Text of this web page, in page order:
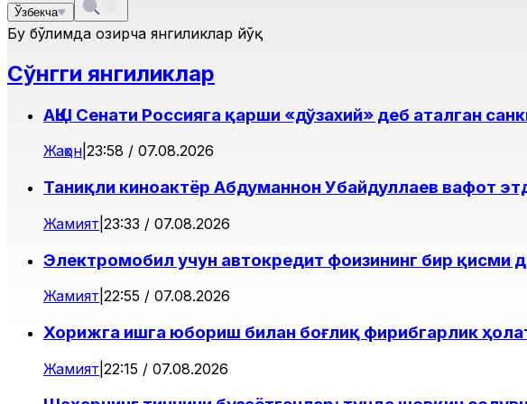
Ўзбекча
Бу бўлимда ҳозирча янгиликлар йўқ
Сўнгги янгиликлар
АҚШ Сенати Россияга қарши «дўзахий» деб аталган
Жаҳон 23:58 / 07.08.2026
Таниқли киноактёр Абдуманнон Убайдуллаев вафот
Жамият 23:33 / 07.08.2026
Электромобил учун автокредит фоизининг бир
Жамият 22:55 / 07.08.2026
Хорижга ишга юбориш билан боғлиқ фирибгарлик
Жамият 22:15 / 07.08.2026